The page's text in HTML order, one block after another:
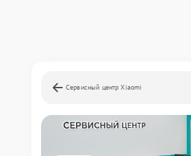
Сервисный центр Xiaomi